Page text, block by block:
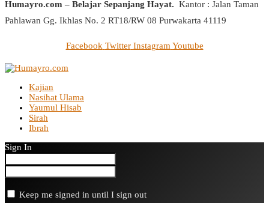
Humayro.com – Belajar Sepanjang Hayat. Kantor : Jalan Taman
Pahlawan Gg. Ikhlas No. 2 RT18/RW 08 Purwakarta 41119
Facebook Twitter Instagram Youtube
Kajian
Nasihat Ulama
Yaumul Hisab
Sirah
Ibrah
Sign In
Keep me signed in until I sign out